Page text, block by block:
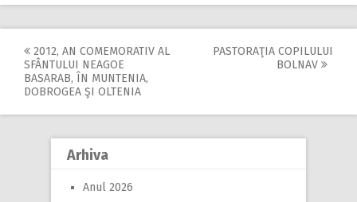
Post
navigation
2012, AN COMEMORATIV AL
SFÂNTULUI NEAGOE
BASARAB, ÎN MUNTENIA,
DOBROGEA ŞI OLTENIA
PASTORAŢIA COPILULUI
BOLNAV
Arhiva
Anul 2026